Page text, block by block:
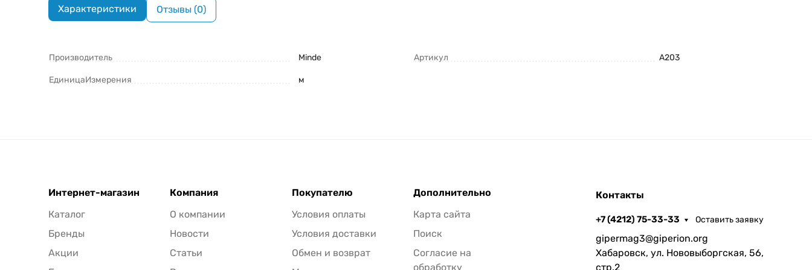
Характеристики Отзывы (0)
Производитель Minde
ЕдиницаИзмерения м
Артикул A203
Интернет-магазин
Каталог
Бренды
Акции
Компания
О компании
Новости
Статьи
Покупателю
Условия оплаты
Условия доставки
Обмен и возврат
Дополнительно
Карта сайта
Поиск
Согласие на
обработку
Контакты
+7 (4212) 75-33-33 Оставить заявку
gipermag3@giperion.org
Хабаровск, ул. Нововыборгская, 56,
стр.2